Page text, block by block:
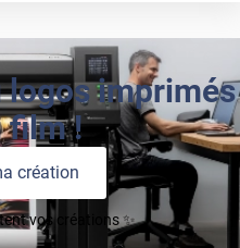
logos imprimés
film !
création
vos créations ✨